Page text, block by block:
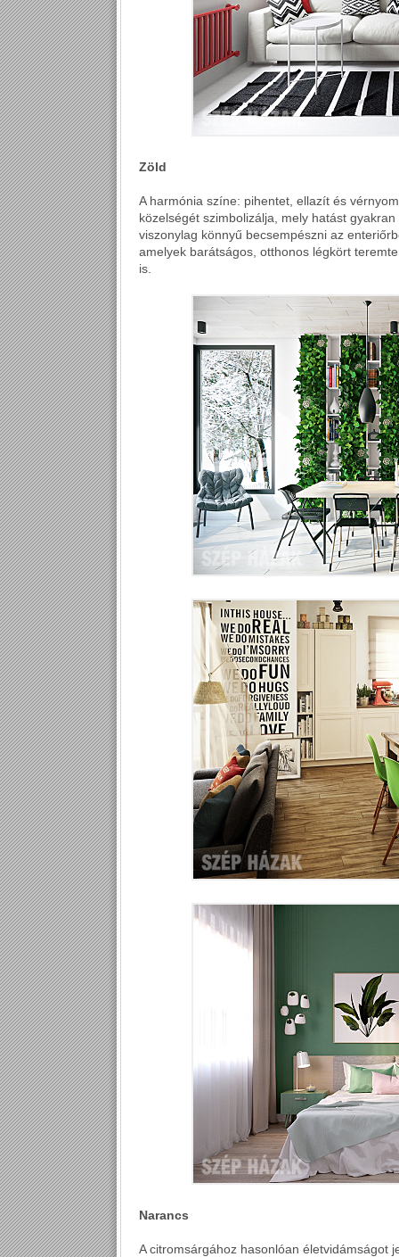
Zöld
A harmónia színe: pihentet, ellazít és
közelségét szimbolizálja, mely hatást
viszonylag könnyű becsempészni az
amelyek barátságos, otthonos légkört
is.
Narancs
A citromsárgához hasonlóan életvidámságot